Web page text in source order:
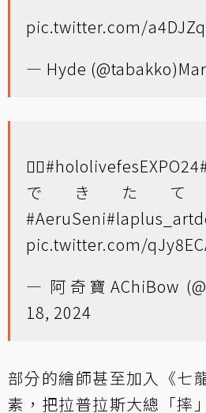
pic.twitter.com/
— Hyde (@tabakko)
🤸‍♀️#hololivefesEXPO24
できた
#AeruSeni
pic.twitter.com/
— 阿奇寶AChiBow
18, 2024
部分的繪師甚至加入《七
素，把拉普拉斯大總「摔